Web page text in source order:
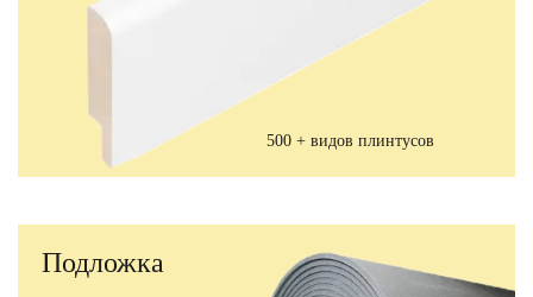
500 + видов плинтусов
Подложка